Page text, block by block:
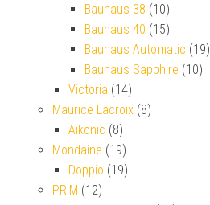
Bauhaus 38 (10)
Bauhaus 40 (15)
Bauhaus Automatic (19)
Bauhaus Sapphire (10)
Victoria (14)
Maurice Lacroix (8)
Aikonic (8)
Mondaine (19)
Doppio (19)
PRIM (12)